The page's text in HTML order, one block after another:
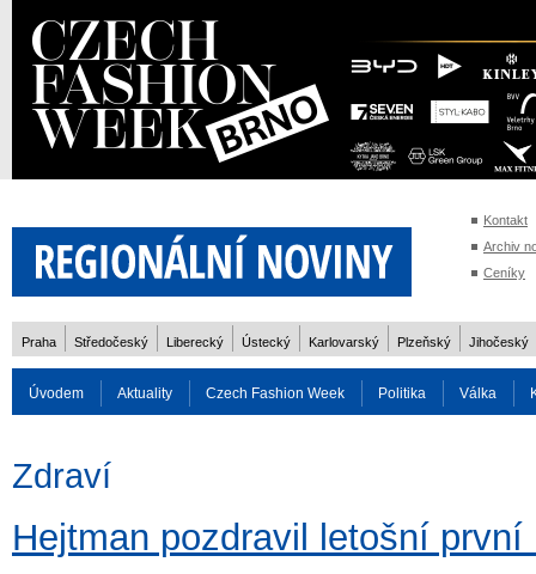
Kontakt
Archiv
Ceníky
Praha Středočeský Liberecký Ústecký Karlovarský Plzeňský Jihočeský
Úvodem Aktuality Czech Fashion Week Politika Válka
Zdraví
Hejtman pozdravil letošní první